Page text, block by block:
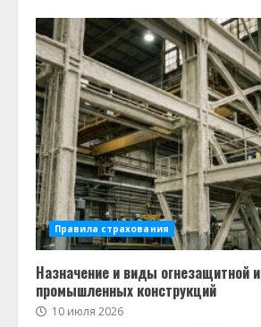
Правила страхования
Назначение и виды огнезащитной
промышленных конструкций
10 июля 2026